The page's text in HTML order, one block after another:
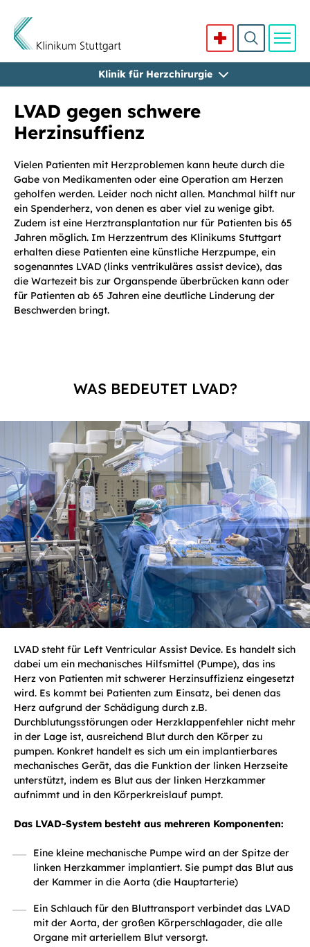
Klinik für Herzchirurgie
LVAD gegen schwere
Herzinsuffienz
Vielen Patienten mit Herzproblemen kann heute durch die
Gabe von Medikamenten oder eine Operation am Herzen
geholfen werden. Leider noch nicht allen. Manchmal hilft nur
ein Spenderherz, von denen es aber viel zu wenige gibt.
Zudem ist eine Herztransplantation nur für Patienten bis 65
Jahren möglich. Im Herzzentrum des Klinikums Stuttgart
erhalten diese Patienten eine künstliche Herzpumpe, ein
sogenanntes LVAD (links ventrikuläres assist device), das
die Wartezeit bis zur Organspende überbrücken kann oder
für Patienten ab 65 Jahren eine deutliche Linderung der
Beschwerden bringt.
WAS BEDEUTET LVAD?
LVAD steht für Left Ventricular Assist Device. Es handelt sich
dabei um ein mechanisches Hilfsmittel (Pumpe), das ins
Herz von Patienten mit schwerer Herzinsuffizienz eingesetzt
wird. Es kommt bei Patienten zum Einsatz, bei denen das
Herz aufgrund der Schädigung durch z.B.
Durchblutungsstörungen oder Herzklappenfehler nicht mehr
in der Lage ist, ausreichend Blut durch den Körper zu
pumpen. Konkret handelt es sich um ein implantierbares
mechanisches Gerät, das die Funktion der linken Herzseite
unterstützt, indem es Blut aus der linken Herzkammer
aufnimmt und in den Körperkreislauf pumpt.
Das LVAD-System besteht aus mehreren Komponenten:
Eine kleine mechanische Pumpe wird an der Spitze der
linken Herzkammer implantiert. Sie pumpt das Blut aus
der Kammer in die Aorta (die Hauptarterie)
Ein Schlauch für den Bluttransport verbindet das LVAD
mit der Aorta, der großen Körperschlagader, die alle
Organe mit arteriellem Blut versorgt.